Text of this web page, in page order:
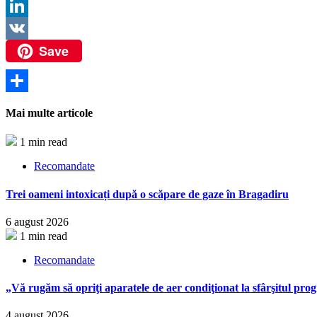
Twitter
LinkedIn
VK
Save
Mai multe articole
1 min read
Recomandate
Trei oameni intoxicați după o scăpare de gaze în Bragadiru
6 august 2026
1 min read
Recomandate
„Vă rugăm să opriţi aparatele de aer condiţionat la sfârşitul